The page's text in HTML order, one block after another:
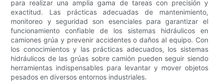
para realizar una amplia gama de tareas con precisión y
exactitud. Las prácticas adecuadas de mantenimiento,
monitoreo y seguridad son esenciales para garantizar el
funcionamiento confiable de los sistemas hidráulicos en
camiones grúa y prevenir accidentes o daños al equipo. Con
los conocimientos y las prácticas adecuados, los sistemas
hidráulicos de las grúas sobre camión pueden seguir siendo
herramientas indispensables para levantar y mover objetos
pesados ​​en diversos entornos industriales.